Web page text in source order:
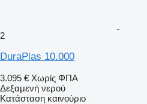
2
DuraPlas 10.000
3.095 € Χωρίς ΦΠΑ
Δεξαμενή νερού
Κατάσταση καινούριο